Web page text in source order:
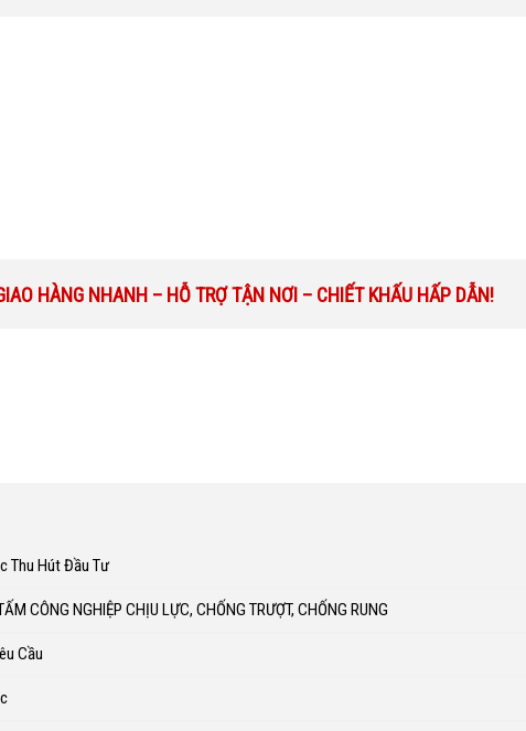
HÀNG NHANH – HỖ TRỢ TẬN NƠI – CHIẾT KHẤU HẤP DẪN!
Thu Hút Đầu Tư
CÔNG NGHIỆP CHỊU LỰC, CHỐNG TRƯỢT, CHỐNG RUNG
Cầu